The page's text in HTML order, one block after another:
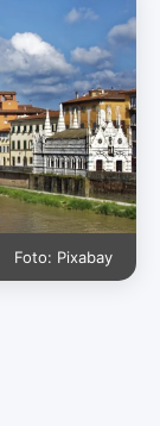
Foto: Pixabay